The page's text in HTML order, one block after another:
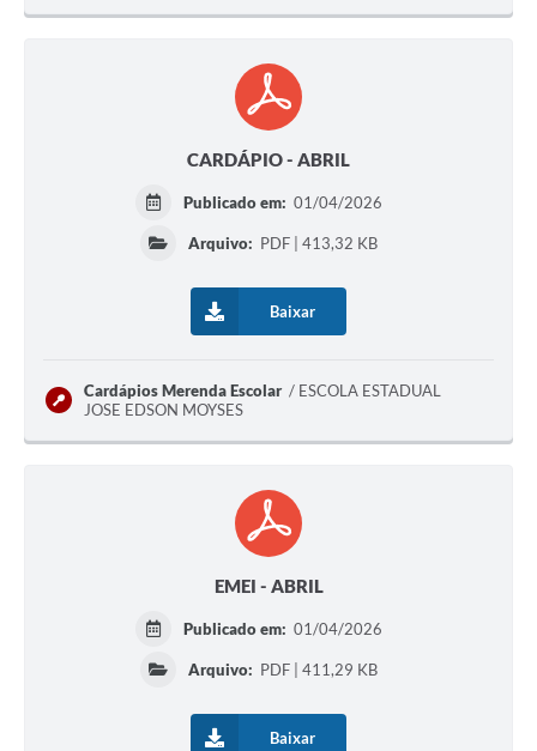
CARDÁPIO - ABRIL
Publicado em: 01/04/2026
Arquivo: PDF | 413,32 KB
Baixar
Cardápios Merenda Escolar
ESCOLA ESTADUAL
JOSE EDSON MOYSES
EMEI - ABRIL
Publicado em: 01/04/2026
Arquivo: PDF | 411,29 KB
Baixar